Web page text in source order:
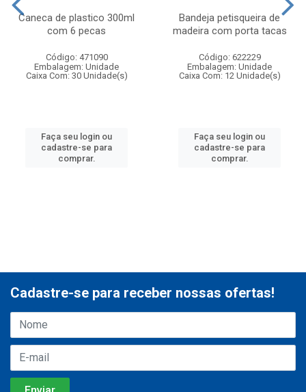
Caneca de plastico 300ml
com 6 pecas
Código: 471090
Embalagem: Unidade
Caixa Com: 30 Unidade(s)
Faça seu login ou
cadastre-se para
comprar.
Bandeja petisqueira de
madeira com porta tacas
Código: 622229
Embalagem: Unidade
Caixa Com: 12 Unidade(s)
Faça seu login ou
cadastre-se para
comprar.
Cadastre-se para receber nossas ofertas!